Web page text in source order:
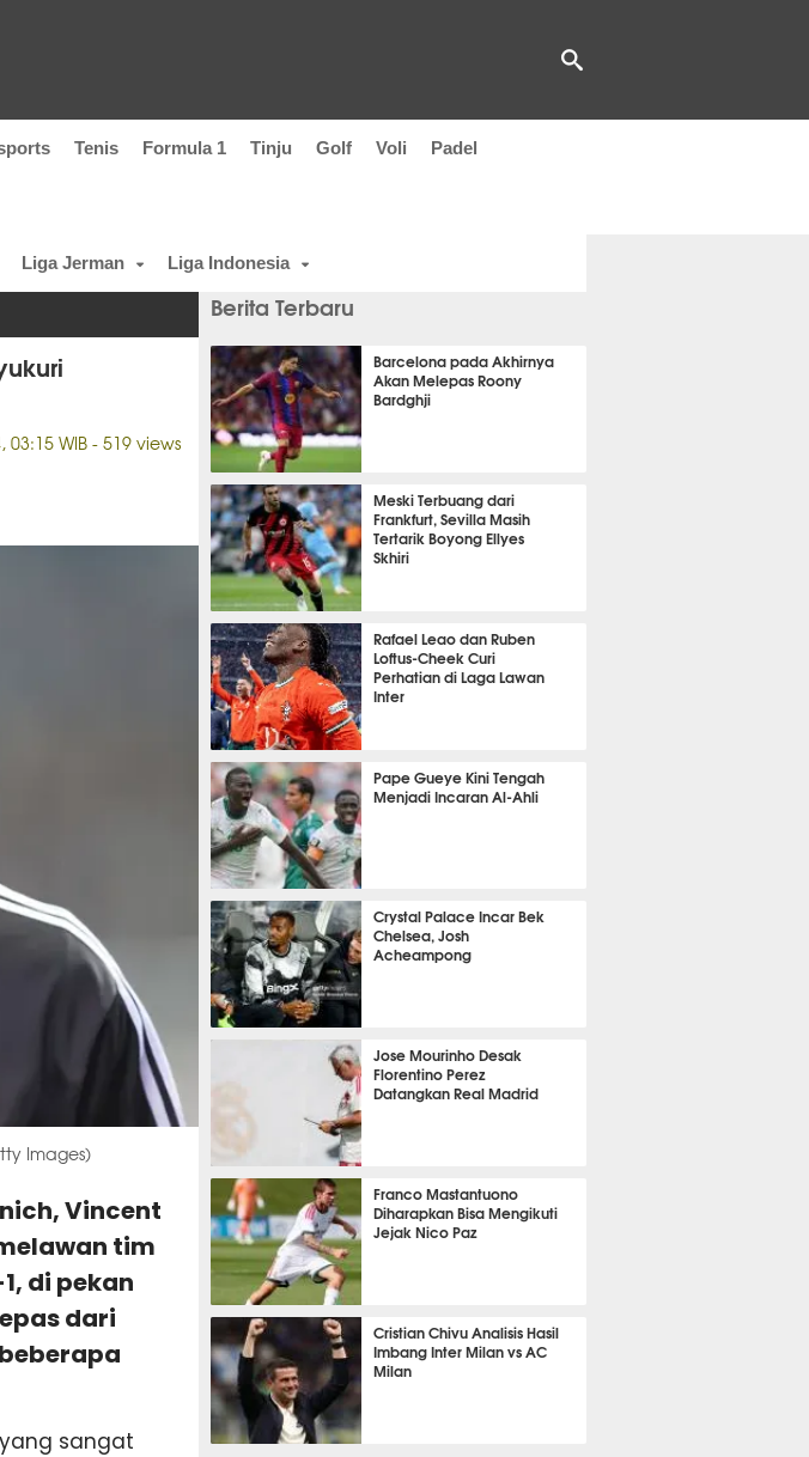
Tenis Formula 1 Tinju Golf Voli Padel
Liga Jerman Liga Indonesia
03:15 WIB- 519 views
Images)
Vincent
tim
di pekan
dari
sangat
Berita Terbaru
Barcelona pada Akhirnya
Akan Melepas Roony
Bardghji
4 menit 14 detik lalu
Meski Terbuang dari
Frankfurt, Sevilla Masih
Tertarik Boyong Ellyes
Skhiri
7 menit 54 detik lalu
Rafael Leao dan Ruben
Loftus-Cheek Curi
Perhatian di Laga Lawan
Inter
23 menit 11 detik lalu
Pape Gueye Kini Tengah
Menjadi Incaran Al-Ahli
30 menit 59 detik lalu
Crystal Palace Incar Bek
Chelsea, Josh
Acheampong
38 menit 24 detik lalu
Jose Mourinho Desak
Florentino Perez
Datangkan Real Madrid
42 menit 53 detik lalu
Franco Mastantuono
Diharapkan Bisa Mengikuti
Jejak Nico Paz
1 jam 3 menit lalu
Cristian Chivu Analisis Hasil
Imbang Inter Milan vs AC
Milan